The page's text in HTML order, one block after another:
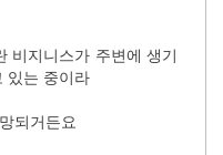
비지니스가 주변에 생기
있는 중이라
되거든요